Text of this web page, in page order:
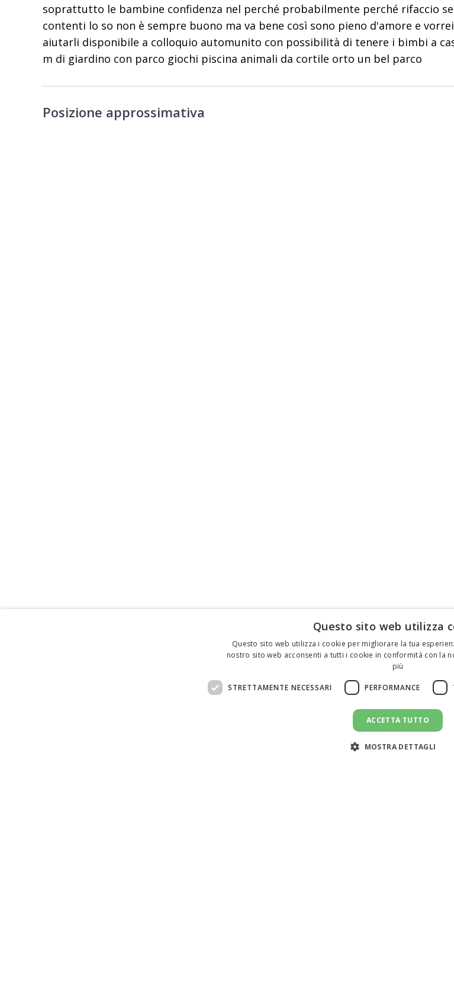
soprattutto le bambine confidenza nel perché probabilmente perché rifaccio
contenti lo so non è sempre buono ma va bene così sono pieno d'amore e
aiutarli disponibile a colloquio automunito con possibilità di tenere i bimbi a
m di giardino con parco giochi piscina animali da cortile orto un bel parco
Posizione approssimativa
Questo sito web utilizza
Questo sito web utilizza i cookie per migliorare la tua
nostro sito web acconsenti a tutti i cookie in conformità con la
più
STRETTAMENTE NECESSARI PERFORMANCE
ACCETTA TUTTO
MOSTRA DETTAGLI